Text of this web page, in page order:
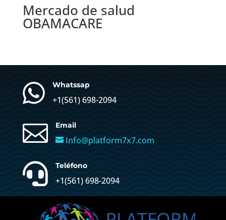
Mercado de salud
OBAMACARE
 Whatssap
+1(561) 698-2094
 Email
Info@platform7x7.com
 Teléfono
+1(561) 698-2094